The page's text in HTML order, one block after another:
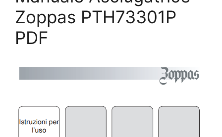
Zoppas PTH73301P
PDF